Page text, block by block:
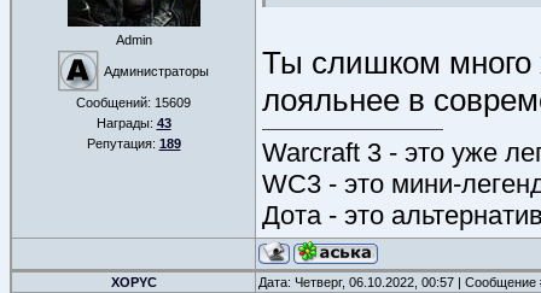
Admin
Администраторы
Сообщений: 15609
Награды: 43
Репутация: 189
Ты слишком много
лояльнее в
Warcraft 3 - это уже
WC3 - это мини-
Дота - это
XOPYC Дата: Четверг, 06.10.2022, 00:57 |